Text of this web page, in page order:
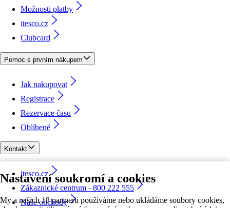
Nastavení soukromí a cookies
My a našich 18 partnerů používáme nebo ukládáme soubory cookies,
Možnosti platby
itesco.cz
Clubcard
Pomoc s prvním nákupem
Jak nakupovat
Registrace
Rezervace času
Oblíbené
Kontakt
itesco.cz
Zákaznické centrum - 800 222 555
Naše obchody